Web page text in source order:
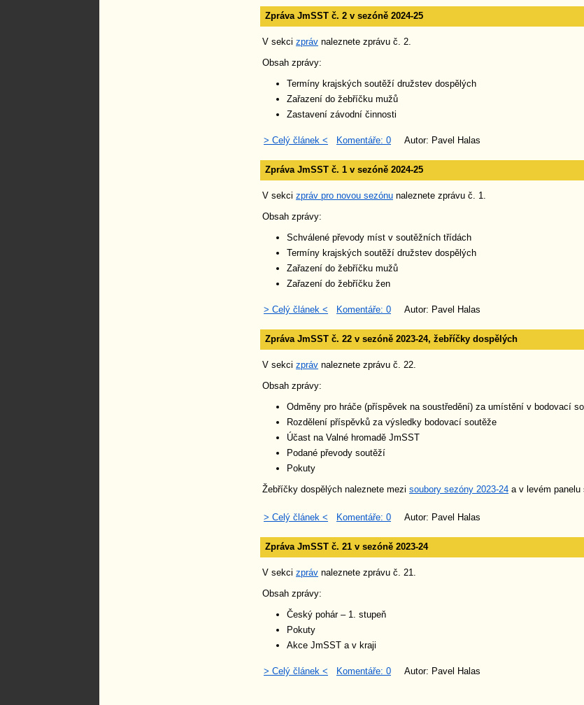
Zpráva JmSST č. 2 v sezóně 2024-25
V sekci zpráv naleznete zprávu č. 2.
Obsah zprávy:
Termíny krajských soutěží družstev dospělých
Zařazení do žebříčku mužů
Zastavení závodní činnosti
> Celý článek < Komentáře: 0 Autor: Pavel Halas
Zpráva JmSST č. 1 v sezóně 2024-25
V sekci zpráv pro novou sezónu naleznete zprávu č. 1.
Obsah zprávy:
Schválené převody míst v soutěžních třídách
Termíny krajských soutěží družstev dospělých
Zařazení do žebříčku mužů
Zařazení do žebříčku žen
> Celý článek < Komentáře: 0 Autor: Pavel Halas
Zpráva JmSST č. 22 v sezóně 2023-24, žebříčky dospělých
V sekci zpráv naleznete zprávu č. 22.
Obsah zprávy:
Odměny pro hráče (příspěvek na soustředění) za umístění v bodovací
Rozdělení příspěvků za výsledky bodovací soutěže
Účast na Valné hromadě JmSST
Podané převody soutěží
Pokuty
Žebříčky dospělých naleznete mezi soubory sezóny 2023-24 a v levém panelu
> Celý článek < Komentáře: 0 Autor: Pavel Halas
Zpráva JmSST č. 21 v sezóně 2023-24
V sekci zpráv naleznete zprávu č. 21.
Obsah zprávy:
Český pohár – 1. stupeň
Pokuty
Akce JmSST a v kraji
> Celý článek < Komentáře: 0 Autor: Pavel Halas